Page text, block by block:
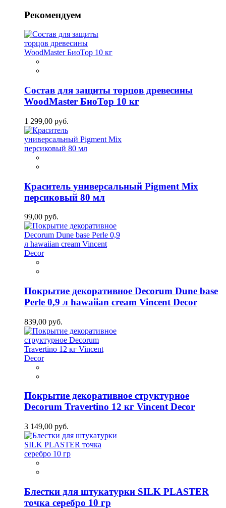
Рекомендуем
Состав для защиты торцов древесины
WoodMaster БиоТор 10 кг
1 299,00 руб.
Краситель универсальный Pigment Mix
персиковый 80 мл
99,00 руб.
Покрытие декоративное Decorum Dune base
Perle 0,9 л hawaiian cream Vincent Decor
839,00 руб.
Покрытие декоративное структурное
Decorum Travertino 12 кг Vincent Decor
3 149,00 руб.
Блестки для штукатурки SILK PLASTER
точка серебро 10 гр